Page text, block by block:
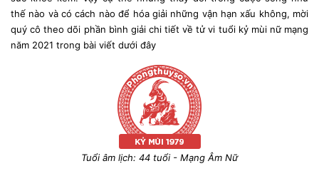
thế nào và có cách nào để hóa giải những vận hạn xấu không, mời
quý cô theo dõi phần bình giải chi tiết về tử vi tuổi kỷ mùi nữ mạng
năm 2021 trong bài viết dưới đây
Tuổi âm lịch: 44 tuổi - Mạng Âm Nữ